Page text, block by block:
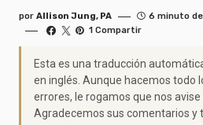
por Allison Jung, PA
6 minuto
1 Compartir
Esta es una traducción
en inglés. Aunque hacemos todo
errores, le rogamos que nos avise
Agradecemos sus comentarios y